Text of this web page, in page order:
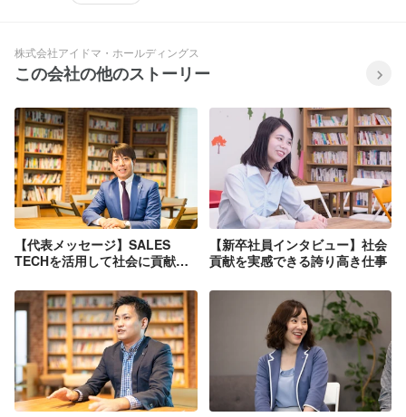
株式会社アイドマ・ホールディングス
この会社の他のストーリー
【代表メッセージ】SALES
TECHを活用して社会に貢献で
【新卒社員インタビュー】社会
貢献を実感できる誇り高き仕事